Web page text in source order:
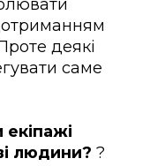
деякі
саме
людини? ?